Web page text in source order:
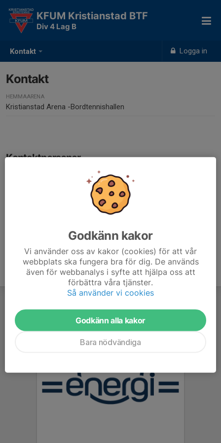
Kontakt Logga in
KFUM Kristianstad BTF
Div 4 Lag B
Kontakt
HEMMAARENA
Kristianstad Arena -Bordtennishallen
Kontaktpersoner
palm@kristianstadbordtennis.nu
Godkänn kakor
Vi använder oss av kakor (cookies) för att vår
webbplats ska fungera bra för dig. De används
även för webbanalys i syfte att hjälpa oss att
förbättra våra tjänster.
Så använder vi cookies
Godkänn alla kakor
Bara nödvändiga